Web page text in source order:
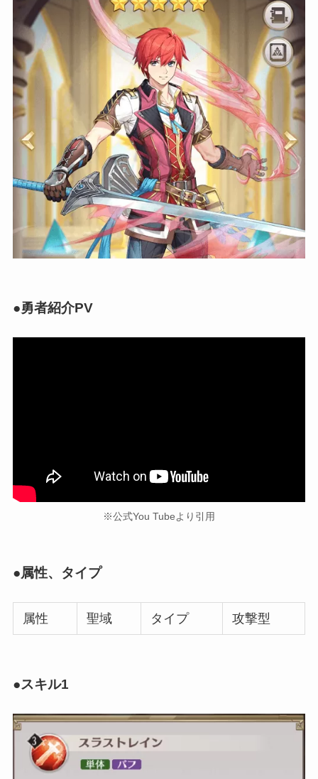
●勇者紹介PV
※公式You Tubeより引用
●属性、タイプ
属性 聖域 タイプ 攻撃型
●スキル1